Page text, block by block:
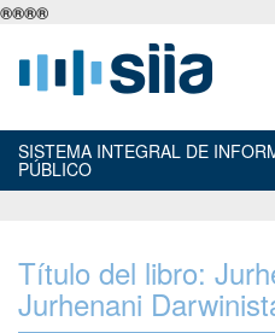
®®®®
SISTEMA INTEGRAL DE
PÚBLICO
Título del libro:
Jurhenani